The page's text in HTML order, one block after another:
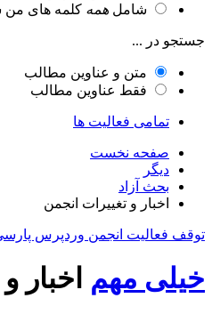
شامل همه کلمه های من
جستجو در ...
متن و عناوین مطالب
فقط عناوین مطالب
تمامی فعالیت ها
صفحه نخست
دیگر
بحث آزاد
اخبار و تغییرات انجمن
توقف فعالیت انجمن وردپرس
خیلی مهم اخبار